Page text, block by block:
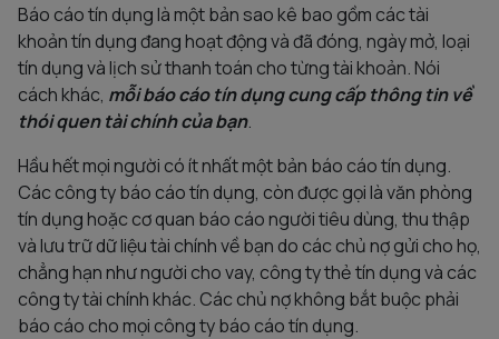
Báo cáo tín dụng là một bản sao kê bao gồm các tài
khoản tín dụng đang hoạt động và đã đóng, ngày mở, loại
tín dụng và lịch sử thanh toán cho từng tài khoản. Nói
cách khác, mỗi báo cáo tín dụng cung cấp thông tin về
thói quen tài chính của bạn.
Hầu hết mọi người có ít nhất một bản báo cáo tín dụng.
Các công ty báo cáo tín dụng, còn được gọi là văn phòng
tín dụng hoặc cơ quan báo cáo người tiêu dùng, thu thập
và lưu trữ dữ liệu tài chính về bạn do các chủ nợ gửi cho họ,
chẳng hạn như người cho vay, công ty thẻ tín dụng và các
công ty tài chính khác. Các chủ nợ không bắt buộc phải
báo cáo cho mọi công ty báo cáo tín dụng.